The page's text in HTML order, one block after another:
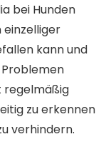
bei Hunden
einzelliger
kann und
regelmäßig
zu erkennen
verhindern.